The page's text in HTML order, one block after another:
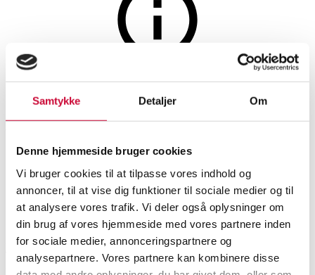
Samtykke Detaljer Om
Denne hjemmeside bruger cookies
Vi bruger cookies til at tilpasse vores indhold og
annoncer, til at vise dig funktioner til sociale medier og til
at analysere vores trafik. Vi deler også oplysninger om
din brug af vores hjemmeside med vores partnere inden
for sociale medier, annonceringspartnere og
analysepartnere. Vores partnere kan kombinere disse
Sofaer, sofagrupper
Sebastian Herkner for
Case High Back.
SHOWROOM
Roskilde
VURDERING
DKK 8.800
VARENUMMER
6537683
Nyproduceret vareMomsvare